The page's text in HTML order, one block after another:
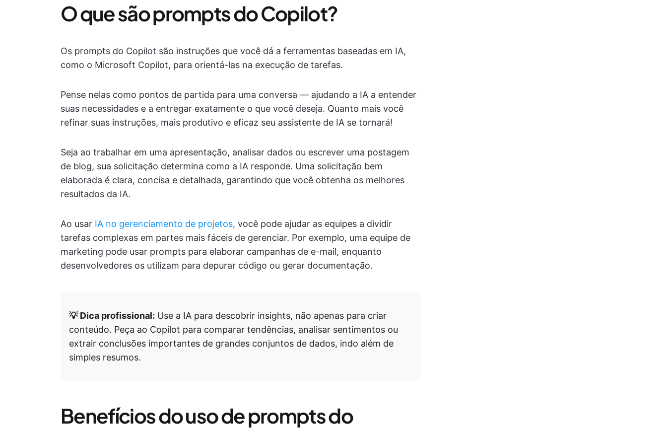
O que são prompts do Copilot?
Os prompts do Copilot são instruções que você dá a ferramentas baseadas em IA,
como o Microsoft Copilot, para orientá-las na execução de tarefas.
Pense nelas como pontos de partida para uma conversa — ajudando a IA a entender
suas necessidades e a entregar exatamente o que você deseja. Quanto mais você
refinar suas instruções, mais produtivo e eficaz seu assistente de IA se tornará!
Seja ao trabalhar em uma apresentação, analisar dados ou escrever uma postagem
de blog, sua solicitação determina como a IA responde. Uma solicitação bem
elaborada é clara, concisa e detalhada, garantindo que você obtenha os melhores
resultados da IA.
Ao usar IA no gerenciamento de projetos, você pode ajudar as equipes a dividir
tarefas complexas em partes mais fáceis de gerenciar. Por exemplo, uma equipe de
marketing pode usar prompts para elaborar campanhas de e-mail, enquanto
desenvolvedores os utilizam para depurar código ou gerar documentação.
💡 Dica profissional: Use a IA para descobrir insights, não apenas para criar
conteúdo. Peça ao Copilot para comparar tendências, analisar sentimentos ou
extrair conclusões importantes de grandes conjuntos de dados, indo além de
simples resumos.
Benefícios do uso de prompts do